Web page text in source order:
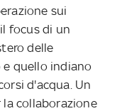
sui
focus di un
delle
quello indiano
d'acqua. Un
collaborazione